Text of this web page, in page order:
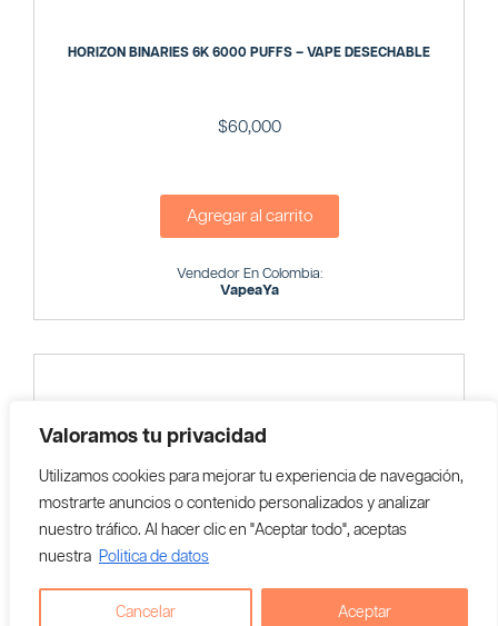
Valoramos tu privacidad
Utilizamos cookies para mejorar tu experiencia de navegación,
mostrarte anuncios o contenido personalizados y analizar
nuestro tráfico. Al hacer clic en "Aceptar todo", aceptas
nuestra Politica de datos
Cancelar Aceptar
HORIZON BINARIES 6K 6000 PUFFS – VAPE DESECHABLE
$60,000
Agregar al carrito
Vendedor En Colombia:
VapeaYa